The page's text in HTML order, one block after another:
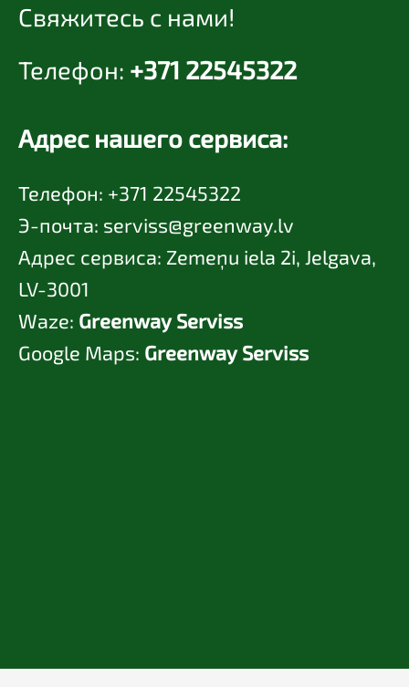
Свяжитесь с нами!
Телефон: +371 22545322
Адрес нашего сервиса:
Телефон: +371 22545322
Э-почта: serviss@greenway.lv
Адрес сервиса: Zemeņu iela 2i, Jelgava,
LV-3001
Waze: Greenway Serviss
Google Maps: Greenway Serviss